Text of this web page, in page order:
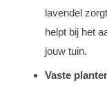
lavendel
helpt bij het
jouw tuin.
Vaste